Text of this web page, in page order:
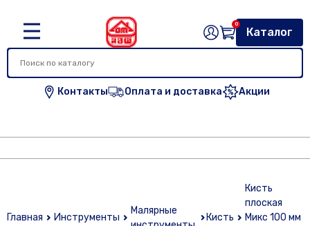
Контакты Оплата и доставка Акции
Каталог
0
Главная Инструменты
Малярные
Кисть
Кисть
плоская
Микс 100 мм